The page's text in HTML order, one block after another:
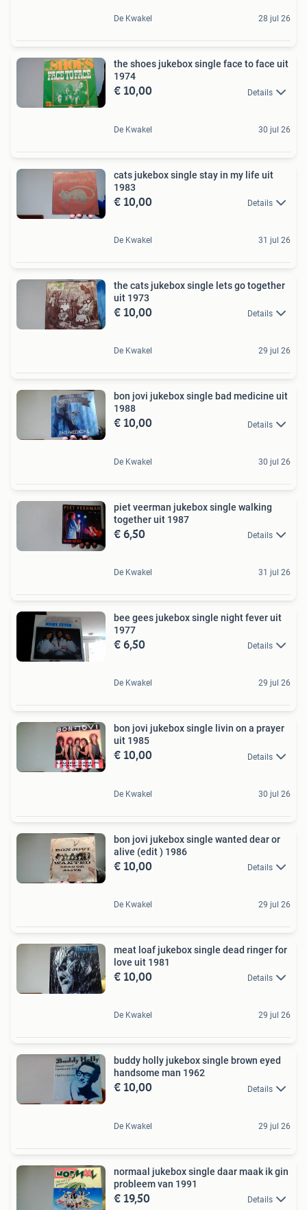
De Kwakel 28 jul 26
the shoes jukebox single face to face uit
1974
€ 10,00 Details
De Kwakel 30 jul 26
cats jukebox single stay in my life uit
1983
€ 10,00 Details
De Kwakel 31 jul 26
the cats jukebox single lets go together
uit 1973
€ 10,00 Details
De Kwakel 29 jul 26
bon jovi jukebox single bad medicine uit
1988
€ 10,00 Details
De Kwakel 30 jul 26
piet veerman jukebox single walking
together uit 1987
€ 6,50 Details
De Kwakel 31 jul 26
bee gees jukebox single night fever uit
1977
€ 6,50 Details
De Kwakel 29 jul 26
bon jovi jukebox single livin on a prayer
uit 1985
€ 10,00 Details
De Kwakel 30 jul 26
bon jovi jukebox single wanted dear or
alive (edit ) 1986
€ 10,00 Details
De Kwakel 29 jul 26
meat loaf jukebox single dead ringer for
love uit 1981
€ 10,00 Details
De Kwakel 29 jul 26
buddy holly jukebox single brown eyed
handsome man 1962
€ 10,00 Details
De Kwakel 29 jul 26
normaal jukebox single daar maak ik gin
probleem van 1991
€ 19,50 Details